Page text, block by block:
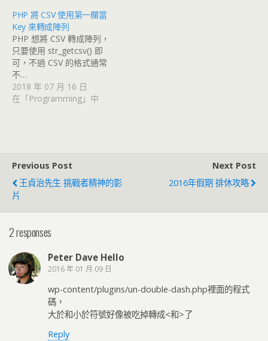
PHP 將 CSV 使用第一欄當
Key 來轉成陣列
PHP 想將 CSV 轉成陣列，
只要使用 str_getcsv() 即
可，不過 CSV 的格式通常
不…
2018 年 07 月 16 日
在「Programming」中
Previous Post
王貞治先生 挑戰者精神的影
片
Next Post
2016年假期 排休攻略
2 responses
Peter Dave Hello
2016 年 01 月 09 日
wp-content/plugins/un-double-dash.php裡面的程式
碼，
大於和小於符號好像被吃掉轉成<和>了
Reply